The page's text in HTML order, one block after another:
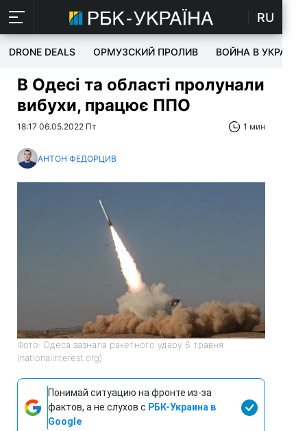
RU
DRONE DEALS ОРМУЗСКИЙ ПРОЛИВ ВОЙНА В УКРАИНЕ
В Одесі та області пролунали
вибухи, працює ППО
18:17 06.05.2022 Пт 1 мин
АНТОН ФЕДОРЦИВ
Фото: Одеса зазнала ракетного удару 6 травня
(nationalinterest.org)
Понимай ситуацию на фронте из-за
фактов, а не слухов с РБК-Украина в
Google